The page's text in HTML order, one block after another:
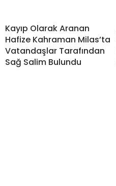
Kayıp Olarak Aranan
Hafize Kahraman Milas’ta
Vatandaşlar Tarafından
Sağ Salim Bulundu